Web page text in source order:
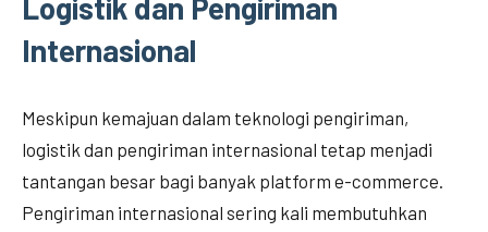
Logistik dan Pengiriman
Internasional
Meskipun kemajuan dalam teknologi pengiriman,
logistik dan pengiriman internasional tetap menjadi
tantangan besar bagi banyak platform e-commerce.
Pengiriman internasional sering kali membutuhkan